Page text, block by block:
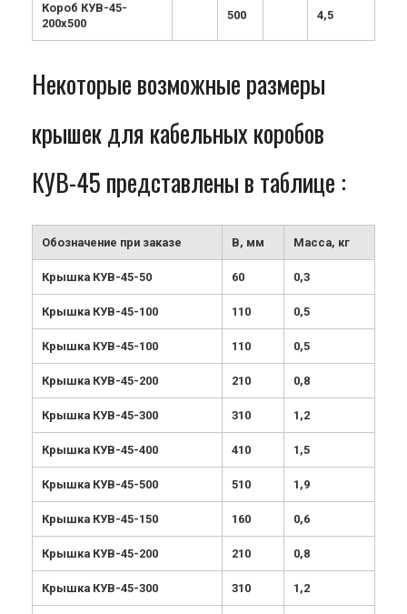
Короб КУВ-45-
200х500
500 4,5
Некоторые возможные размеры
крышек для кабельных коробов
КУВ-45 представлены в таблице :
Обозначение при заказе B, мм Масса, кг
Крышка КУВ-45-50 60 0,3
Крышка КУВ-45-100 110 0,5
Крышка КУВ-45-100 110 0,5
Крышка КУВ-45-200 210 0,8
Крышка КУВ-45-300 310 1,2
Крышка КУВ-45-400 410 1,5
Крышка КУВ-45-500 510 1,9
Крышка КУВ-45-150 160 0,6
Крышка КУВ-45-200 210 0,8
Крышка КУВ-45-300 310 1,2